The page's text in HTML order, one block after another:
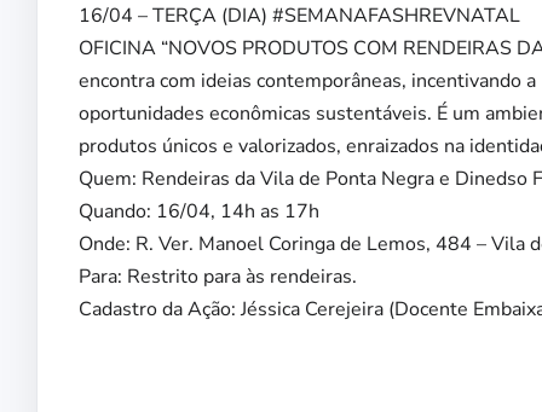
16/04 – TERÇA (DIA) #SEMANAFASHREVNATAL
OFICINA “NOVOS PRODUTOS COM RENDEIRAS
encontra com ideias contemporâneas, incentivando
oportunidades econômicas sustentáveis. É um
produtos únicos e valorizados, enraizados na
Quem: Rendeiras da Vila de Ponta Negra e Dinedso
Quando: 16/04, 14h as 17h
Onde: R. Ver. Manoel Coringa de Lemos, 484 – Vila
Para: Restrito para às rendeiras.
Cadastro da Ação: Jéssica Cerejeira (Docente